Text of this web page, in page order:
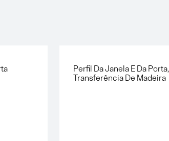
Perfil Da Janela E Da Porta,
Transferência De Madeira